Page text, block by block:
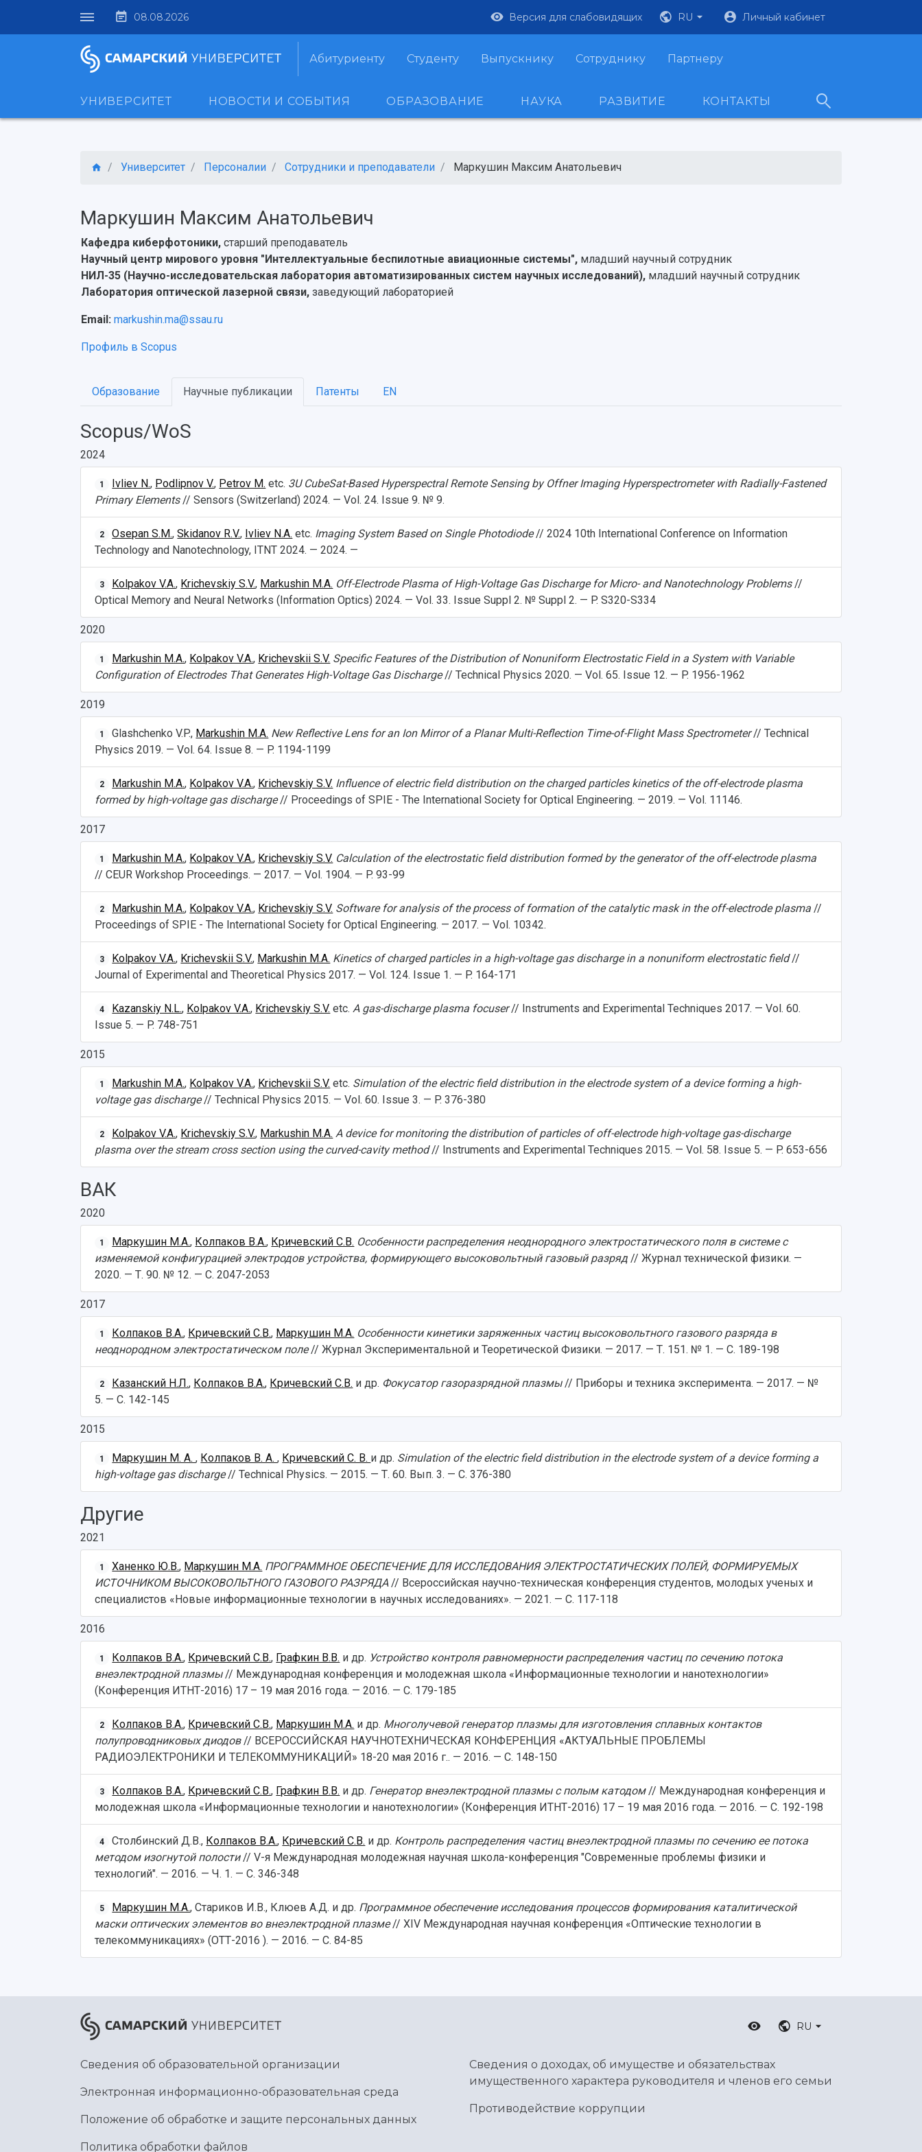
08.08.2026 Версия для слабовидящих RU Личный кабинет
Абитуриенту Студенту Выпускнику Сотруднику Партнеру
УНИВЕРСИТЕТ НОВОСТИ И СОБЫТИЯ ОБРАЗОВАНИЕ НАУКА РАЗВИТИЕ КОНТАКТЫ
Университет Персоналии Сотрудники и преподаватели Маркушин Максим Анатольевич
Маркушин Максим Анатольевич
Кафедра киберфотоники, старший преподаватель
Научный центр мирового уровня "Интеллектуальные беспилотные авиационные системы", младший научный сотрудник
НИЛ-35 (Научно-исследовательская лаборатория автоматизированных систем научных исследований), младший научный сотрудник
Лаборатория оптической лазерной связи, заведующий лабораторией
Email: markushin.ma@ssau.ru
Профиль в Scopus
Образование Научные публикации Патенты EN
Scopus/WoS
2024
1 Ivliev N., Podlipnov V., Petrov M. etc. 3U CubeSat-Based Hyperspectral Remote Sensing by Offner Imaging Hyperspectrometer with Radially-Fastened
Primary Elements// Sensors (Switzerland) 2024. — Vol. 24. Issue 9. № 9.
2 Osepan S.M.,Skidanov R.V., Ivliev N.A. etc. Imaging System Based on Single Photodiode// 2024 10th International Conference on Information
Technology and Nanotechnology, ITNT 2024. — 2024. —
3 Kolpakov V.A., Krichevskiy S.V., Markushin M.A. Off-Electrode Plasma of High-Voltage Gas Discharge for Micro- and Nanotechnology Problems//
Optical Memory and Neural Networks (Information Optics) 2024. — Vol. 33. Issue Suppl 2. № Suppl 2. — P. S320-S334
2020
1 Markushin M.A., Kolpakov V.A., Krichevskii S.V. Specific Features of the Distribution of Nonuniform Electrostatic Field in a System with Variable
Configuration of Electrodes That Generates High-Voltage Gas Discharge// Technical Physics 2020. — Vol. 65. Issue 12. — P. 1956-1962
2019
1 Glashchenko V.P., Markushin M.A. New Reflective Lens for an Ion Mirror of a Planar Multi-Reflection Time-of-Flight Mass Spectrometer// Technical
Physics 2019. — Vol. 64. Issue 8. — P. 1194-1199
2 Markushin M.A., Kolpakov V.A., Krichevskiy S.V. Influence of electric field distribution on the charged particles kinetics of the off-electrode plasma
formed by high-voltage gas discharge// Proceedings of SPIE - The International Society for Optical Engineering. — 2019. — Vol. 11146.
2017
1 Markushin M.A., Kolpakov V.A., Krichevskiy S.V. Calculation of the electrostatic field distribution formed by the generator of the off-electrode plasma
// CEUR Workshop Proceedings. — 2017. — Vol. 1904. — P. 93-99
2 Markushin M.A., Kolpakov V.A., Krichevskiy S.V. Software for analysis of the process of formation of the catalytic mask in the off-electrode plasma //
Proceedings of SPIE - The International Society for Optical Engineering. — 2017. — Vol. 10342.
3 Kolpakov V.A., Krichevskii S.V., Markushin M.A. Kinetics of charged particles in a high-voltage gas discharge in a nonuniform electrostatic field//
Journal of Experimental and Theoretical Physics 2017. — Vol. 124. Issue 1. — P. 164-171
4 Kazanskiy N.L., Kolpakov V.A., Krichevskiy S.V. etc.A gas-discharge plasma focuser// Instruments and Experimental Techniques 2017. — Vol. 60.
Issue 5. — P. 748-751
2015
1 Markushin M.A., Kolpakov V.A., Krichevskii S.V. etc. Simulation of the electric field distribution in the electrode system of a device forming a high-
voltage gas discharge// Technical Physics 2015. — Vol. 60. Issue 3. — P. 376-380
2 Kolpakov V.A., Krichevskiy S.V., Markushin M.A. A device for monitoring the distribution of particles of off-electrode high-voltage gas-discharge
plasma over the stream cross section using the curved-cavity method// Instruments and Experimental Techniques 2015. — Vol. 58. Issue 5. — P. 653-656
ВАК
2020
1 Маркушин М.А., Колпаков В.А., Кричевский С.В. Особенности распределения неоднородного электростатического поля в системе с
изменяемой конфигурацией электродов устройства, формирующего высоковольтный газовый разряд // Журнал технической физики. —
2020. — Т. 90. № 12. — С. 2047-2053
2017
1 Колпаков В.А., Кричевский С.В., Маркушин М.А. Особенности кинетики заряженных частиц высоковольтного газового разряда в
неоднородном электростатическом поле// Журнал Экспериментальной и Теоретической Физики. — 2017. — Т. 151. № 1. — С. 189-198
2 Казанский Н.Л., Колпаков В.А., Кричевский С.В. и др. Фокусатор газоразрядной плазмы// Приборы и техника эксперимента. — 2017. — №
5. — С. 142-145
2015
1 Маркушин М. А., Колпаков В. А., Кричевский С. В. и др. Simulation of the electric field distribution in the electrode system of a device forming a
high-voltage gas discharge// Technical Physics. — 2015. — Т. 60. Вып. 3. — С. 376-380
Другие
2021
1 Ханенко Ю.В., Маркушин М.А. ПРОГРАММНОЕ ОБЕСПЕЧЕНИЕ ДЛЯ ИССЛЕДОВАНИЯ ЭЛЕКТРОСТАТИЧЕСКИХ ПОЛЕЙ, ФОРМИРУЕМЫХ
ИСТОЧНИКОМ ВЫСОКОВОЛЬТНОГО ГАЗОВОГО РАЗРЯДА// Всероссийская научно-техническая конференция студентов, молодых ученых и
специалистов «Новые информационные технологии в научных исследованиях». — 2021. — С. 117-118
2016
1 Колпаков В.А., Кричевский С.В., Графкин В.В. и др. Устройство контроля равномерности распределения частиц по сечению потока
внеэлектродной плазмы// Международная конференция и молодежная школа «Информационные технологии и нанотехнологии»
(Конференция ИТНТ-2016) 17 – 19 мая 2016 года. — 2016. — С. 179-185
2 Колпаков В.А., Кричевский С.В., Маркушин М.А. и др. Многолучевой генератор плазмы для изготовления сплавных контактов
полупроводниковых диодов// ВСЕРОССИЙСКАЯ НАУЧНО­ТЕХНИЧЕСКАЯ КОНФЕРЕНЦИЯ «АКТУАЛЬНЫЕ ПРОБЛЕМЫ
РАДИОЭЛЕКТРОНИКИ И ТЕЛЕКОММУНИКАЦИЙ» 18­-20 мая 2016 г.. — 2016. — С. 148-150
3 Колпаков В.А., Кричевский С.В., Графкин В.В. и др. Генератор внеэлектродной плазмы с полым катодом// Международная конференция и
молодежная школа «Информационные технологии и нанотехнологии» (Конференция ИТНТ-2016) 17 – 19 мая 2016 года. — 2016. — С. 192-198
4 Столбинский Д.В., Колпаков В.А., Кричевский С.В. и др. Контроль распределения частиц внеэлектродной плазмы по сечению ее потока
методом изогнутой полости// V-я Международная молодежная научная школа-конференция "Современные проблемы физики и
технологий". — 2016. — Ч. 1. — С. 346-348
5 Маркушин М.А., Стариков И.В., Клюев А.Д. и др. Программное обеспечение исследования процессов формирования каталитической
маски оптических элементов во внеэлектродной плазме// XIV Международная научная конференция «Оптические технологии в
телекоммуникациях» (ОТТ-2016 ). — 2016. — С. 84-85
RU
Сведения об образовательной организации
Электронная информационно-образовательная среда
Положение об обработке и защите персональных данных
Политика обработки файлов
Сведения о доходах, об имуществе и обязательствах
имущественного характера руководителя и членов его семьи
Противодействие коррупции